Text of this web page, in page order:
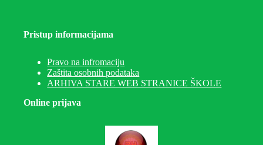
Pristup informacijama
Pravo na infromaciju
Zaštita osobnih podataka
ARHIVA STARE WEB STRANICE ŠKOLE
Online prijava